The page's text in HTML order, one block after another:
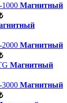
Магнитный
Магнитный
Магнитный
Магнитный